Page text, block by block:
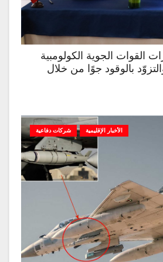
القوات الجوية الكولومبية
بالوقود جوًا من خلال
ميلينيوم”
الأخبار الإقليمية شركات دفاعية